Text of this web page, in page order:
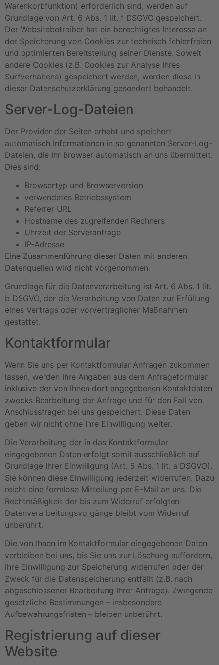
Warenkorbfunktion) erforderlich sind, werden auf
Grundlage von Art. 6 Abs. 1 lit. f DSGVO gespeichert.
Der Websitebetreiber hat ein berechtigtes Interesse an
der Speicherung von Cookies zur technisch fehlerfreien
und optimierten Bereitstellung seiner Dienste. Soweit
andere Cookies (z.B. Cookies zur Analyse Ihres
Surfverhaltens) gespeichert werden, werden diese in
dieser Datenschutzerklärung gesondert behandelt.
Server-Log-Dateien
Der Provider der Seiten erhebt und speichert
automatisch Informationen in so genannten Server-Log-
Dateien, die Ihr Browser automatisch an uns übermittelt.
Dies sind:
Browsertyp und Browserversion
verwendetes Betriebssystem
Referrer URL
Hostname des zugreifenden Rechners
Uhrzeit der Serveranfrage
IP-Adresse
Eine Zusammenführung dieser Daten mit anderen
Datenquellen wird nicht vorgenommen.
Grundlage für die Datenverarbeitung ist Art. 6 Abs. 1 lit.
b DSGVO, der die Verarbeitung von Daten zur Erfüllung
eines Vertrags oder vorvertraglicher Maßnahmen
gestattet.
Kontaktformular
Wenn Sie uns per Kontaktformular Anfragen zukommen
lassen, werden Ihre Angaben aus dem Anfrageformular
inklusive der von Ihnen dort angegebenen Kontaktdaten
zwecks Bearbeitung der Anfrage und für den Fall von
Anschlussfragen bei uns gespeichert. Diese Daten
geben wir nicht ohne Ihre Einwilligung weiter.
Die Verarbeitung der in das Kontaktformular
eingegebenen Daten erfolgt somit ausschließlich auf
Grundlage Ihrer Einwilligung (Art. 6 Abs. 1 lit. a DSGVO).
Sie können diese Einwilligung jederzeit widerrufen. Dazu
reicht eine formlose Mitteilung per E-Mail an uns. Die
Rechtmäßigkeit der bis zum Widerruf erfolgten
Datenverarbeitungsvorgänge bleibt vom Widerruf
unberührt.
Die von Ihnen im Kontaktformular eingegebenen Daten
verbleiben bei uns, bis Sie uns zur Löschung auffordern,
Ihre Einwilligung zur Speicherung widerrufen oder der
Zweck für die Datenspeicherung entfällt (z.B. nach
abgeschlossener Bearbeitung Ihrer Anfrage). Zwingende
gesetzliche Bestimmungen – insbesondere
Aufbewahrungsfristen – bleiben unberührt.
Registrierung auf dieser
Website